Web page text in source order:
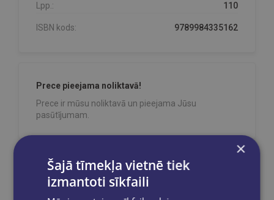
Lpp.: 110
ISBN kods: 9789984335162
Prece pieejama noliktavā!
Prece ir mūsu noliktavā un pieejama Jūsu
pasūtījumam.
Reģistrējies un saņem 10% atlaidi pilnas
cenas precēm.
×
Šajā tīmekļa vietnē tiek
izmantoti sīkfaili